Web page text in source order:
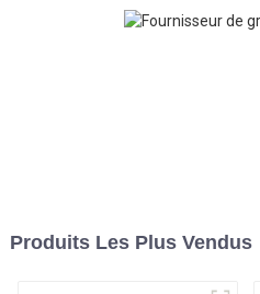
Produits Les Plus Vendus